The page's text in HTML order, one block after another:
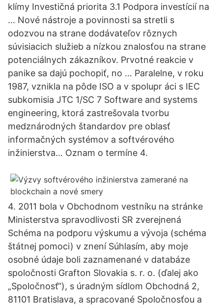
klímy Investičná priorita 3.1 Podpora investícií na
… Nové nástroje a povinnosti sa stretli s
odozvou na strane dodávateľov rôznych
súvisiacich služieb a nízkou znalosťou na strane
potenciálnych zákazníkov. Prvotné reakcie v
panike sa dajú pochopiť, no … Paralelne, v roku
1987, vznikla na pôde ISO a v spolupr áci s IEC
subkomisia JTC 1/SC 7 Software and systems
engineering, ktorá zastrešovala tvorbu
medznárodných štandardov pre oblasť
informačných systémov a softvérového
inžinierstva… Oznam o termíne 4.
4. 2011 bola v Obchodnom vestníku na stránke
Ministerstva spravodlivosti SR zverejnená
Schéma na podporu výskumu a vývoja (schéma
štátnej pomoci) v znení Súhlasím, aby moje
osobné údaje boli zaznamenané v databáze
spoločnosti Grafton Slovakia s. r. o. (ďalej ako
„Spoločnosť“), s úradným sídlom Obchodná 2,
81101 Bratislava, a spracované Spoločnosťou a